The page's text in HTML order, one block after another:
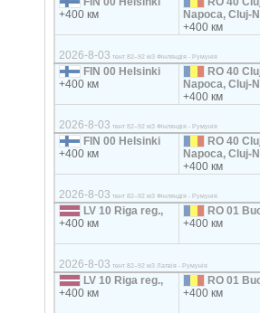
+400 км
Napoca, Cluj-
+400 км
2026-8-03 тент 82–92 м3 Фінляндія - Румунія
FIN 00 Helsinki
+400 км
RO 40
Napoca, Cluj-
+400 км
2026-8-03 тент 82–92 м3 Фінляндія - Румунія
FIN 00 Helsinki
+400 км
RO 40
Napoca, Cluj-
+400 км
2026-8-03 тент 82–92 м3 Фінляндія - Румунія
LV 10 Riga reg.,
+400 км
RO 01
+400 км
2026-8-03 тент 82–92 м3 Латвія - Румунія
LV 10 Riga reg.,
+400 км
RO 01
+400 км